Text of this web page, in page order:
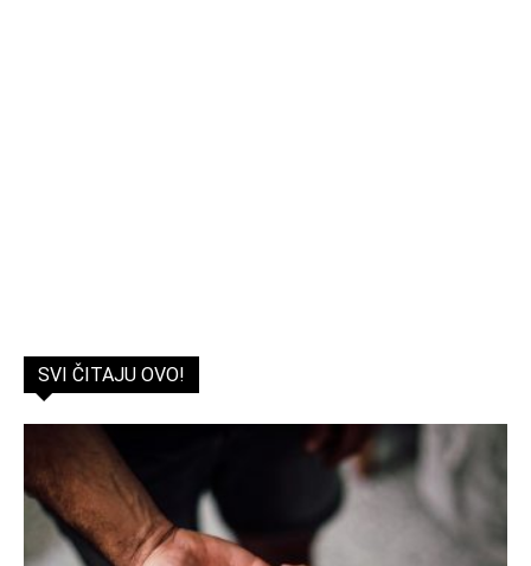
SVI ČITAJU OVO!